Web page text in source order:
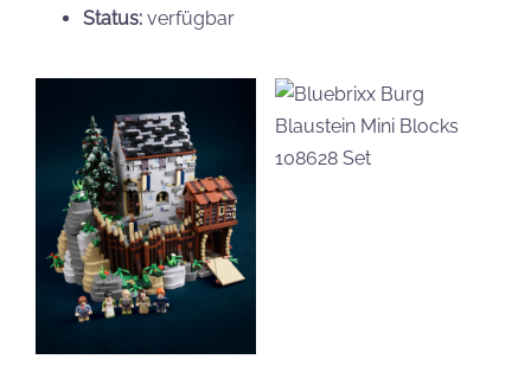
Status: verfügbar